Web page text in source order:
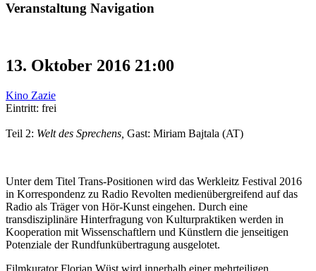
Veranstaltung Navigation
13. Oktober 2016 21:00
Kino Zazie
Eintritt: frei
Teil 2: Welt des Sprechens, Gast: Miriam Bajtala (AT)
Unter dem Titel Trans-Positionen wird das Werkleitz Festival 2016
in Korrespondenz zu Radio Revolten medienübergreifend auf das
Radio als Träger von Hör-Kunst eingehen. Durch eine
transdisziplinäre Hinterfragung von Kulturpraktiken werden in
Kooperation mit Wissenschaftlern und Künstlern die jenseitigen
Potenziale der Rundfunkübertragung ausgelotet.
Filmkurator Florian Wüst wird innerhalb einer mehrteiligen,